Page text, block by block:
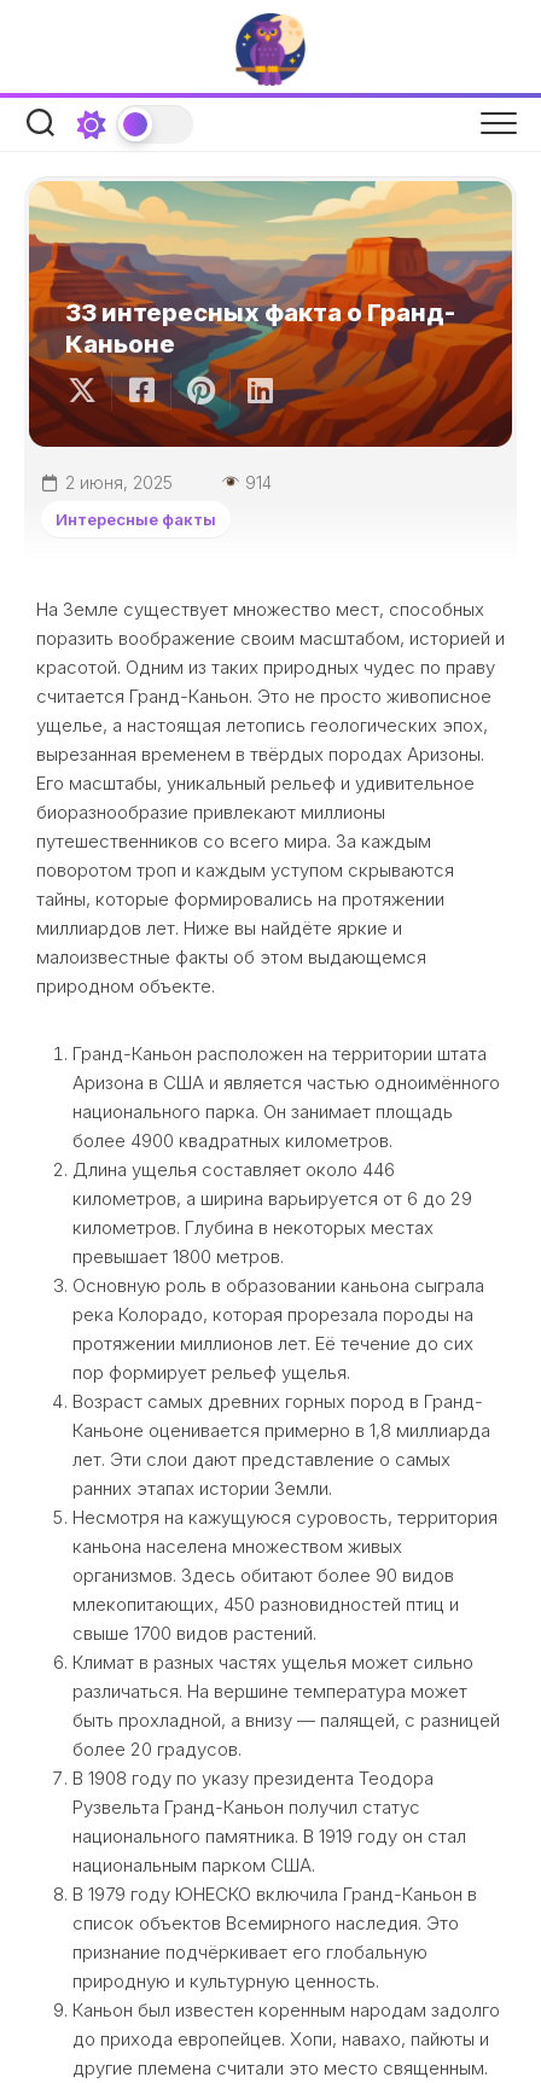
33 интересных факта о Гранд-
Каньоне
2 июня, 2025 914
Интересные факты
На Земле существует множество мест, способных
поразить воображение своим масштабом, историей и
красотой. Одним из таких природных чудес по праву
считается Гранд-Каньон. Это не просто живописное
ущелье, а настоящая летопись геологических эпох,
вырезанная временем в твёрдых породах Аризоны.
Его масштабы, уникальный рельеф и удивительное
биоразнообразие привлекают миллионы
путешественников со всего мира. За каждым
поворотом троп и каждым уступом скрываются
тайны, которые формировались на протяжении
миллиардов лет. Ниже вы найдёте яркие и
малоизвестные факты об этом выдающемся
природном объекте.
Гранд-Каньон расположен на территории штата
Аризона в США и является частью одноимённого
национального парка. Он занимает площадь
более 4900 квадратных километров.
Длина ущелья составляет около 446
километров, а ширина варьируется от 6 до 29
километров. Глубина в некоторых местах
превышает 1800 метров.
Основную роль в образовании каньона сыграла
река Колорадо, которая прорезала породы на
протяжении миллионов лет. Её течение до сих
пор формирует рельеф ущелья.
Возраст самых древних горных пород в Гранд-
Каньоне оценивается примерно в 1,8 миллиарда
лет. Эти слои дают представление о самых
ранних этапах истории Земли.
Несмотря на кажущуюся суровость, территория
каньона населена множеством живых
организмов. Здесь обитают более 90 видов
млекопитающих, 450 разновидностей птиц и
свыше 1700 видов растений.
Климат в разных частях ущелья может сильно
различаться. На вершине температура может
быть прохладной, а внизу — палящей, с разницей
более 20 градусов.
В 1908 году по указу президента Теодора
Рузвельта Гранд-Каньон получил статус
национального памятника. В 1919 году он стал
национальным парком США.
В 1979 году ЮНЕСКО включила Гранд-Каньон в
список объектов Всемирного наследия. Это
признание подчёркивает его глобальную
природную и культурную ценность.
Каньон был известен коренным народам задолго
до прихода европейцев. Хопи, навахо, пайюты и
другие племена считали это место священным.